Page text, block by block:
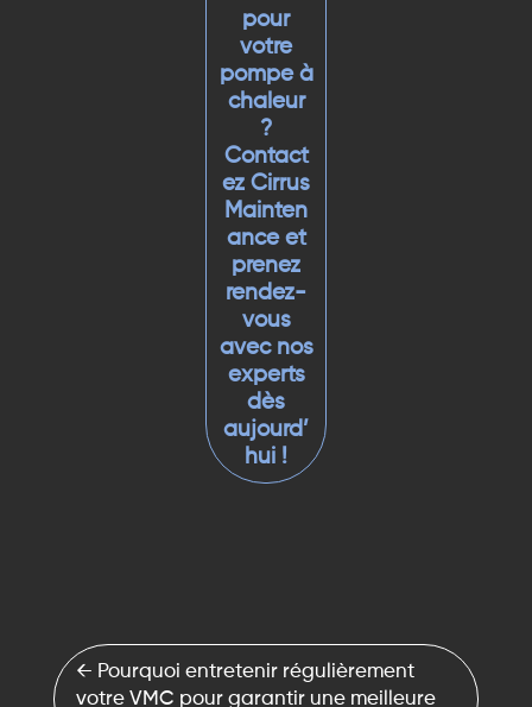
pour
votre
pompe à
chaleur
?
Contact
ez Cirrus
Mainten
ance et
prenez
rendez-
vous
avec nos
experts
dès
aujourd’
hui !
← Pourquoi entretenir régulièrement
votre VMC pour garantir une meilleure